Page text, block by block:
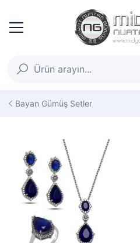
Bayan Gümüş Setler